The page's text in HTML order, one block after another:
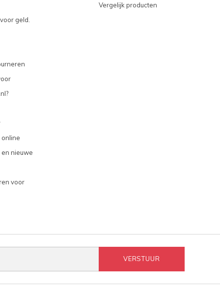
geld.
nieuwe
voor
Vergelijk producten
VERSTUUR